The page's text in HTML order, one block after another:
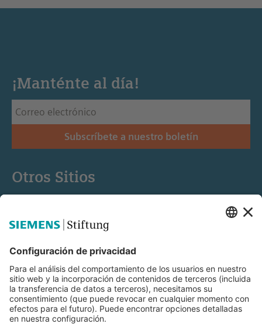
¡Manténte al día!
Subscríbete a nuestro boletín
Otros Sitios
Educación STEM
Mediaportal